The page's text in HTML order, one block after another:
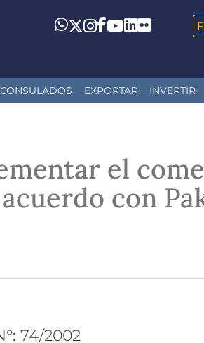
Whatsapp
Twitter
Instagram
Facebook
YouTube
LinkedIn
Flickr
EXPORTAR INVERTIR
el
con
74/2002